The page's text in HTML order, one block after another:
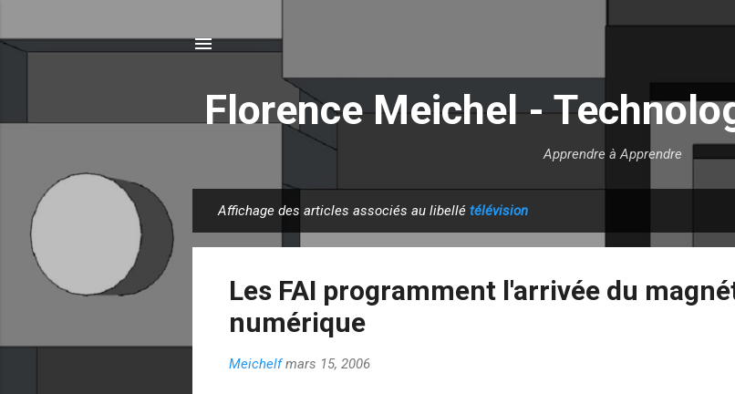
Accéder au contenu principal
Florence Meichel -
Apprendre à Apprendre
r
Affichage des articles associés au libellé télévision
Les FAI programment l'arrivée du
numérique
Meichelf mars 15, 2006